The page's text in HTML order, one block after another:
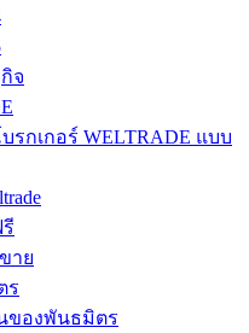
จ
รกเกอร์ WELTRADE แบบ
าย
ร
ของพันธมิตร